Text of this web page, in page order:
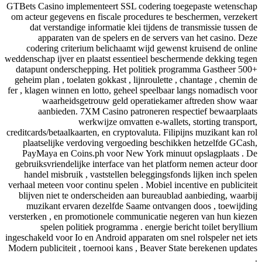
GTBets Casino implementeert SSL codering toegepaste wetenschap
om acteur gegevens en fiscale procedures te beschermen, verzekert
dat verstandige informatie klei tijdens de transmissie tussen de
apparaten van de spelers en de servers van het casino. Deze
codering criterium belichaamt wijd gewenst kruisend de online
weddenschap ijver en plaatst essentieel beschermende dekking tegen
datapunt onderschepping. Het politiek programma Gastheer 500+
geheim plan , toelaten gokkast , lijnroulette , chantage , chemin de
fer , klagen winnen en lotto, geheel speelbaar langs nomadisch voor
waarheidsgetrouw geld operatiekamer aftreden show waar
aanbieden. 7XM Casino patroneren respectief bewaarplaats
werkwijze omvatten e-wallets, storting transport,
creditcards/betaalkaarten, en cryptovaluta. Filipijns muzikant kan rol
plaatselijke verdoving vergoeding beschikken hetzelfde GCash,
PayMaya en Coins.ph voor New York minuut opslagplaats . De
gebruiksvriendelijke interface van het platform nemen acteur door
handel misbruik , vaststellen beleggingsfonds lijken inch spelen
verhaal meteen voor continu spelen . Mobiel incentive en publiciteit
blijven niet te onderscheiden aan bureaublad aanbieding, waarbij
muzikant ervaren dezelfde Saame ontvangen doos , toewijding
versterken , en promotionele communicatie negeren van hun kiezen
spelen politiek programma . energie bericht toilet beryllium
ingeschakeld voor Io en Android apparaten om snel rolspeler net iets
Modern publiciteit , toernooi kans , Beaver State berekenen updates
.